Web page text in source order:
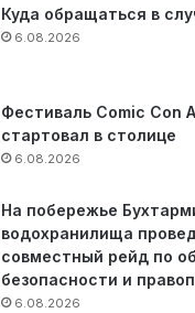
Куда обращаться в
6.08.2026
Фестиваль Comic Con
стартовал в столице
6.08.2026
На побережье
водохранилища
совместный рейд по
безопасности и
6.08.2026